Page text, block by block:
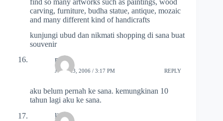
carving, furniture, budha statue, antique, mozaic
and many different kind of handicrafts
kunjungi ubud dan nikmati shopping di sana buat
souvenir
mul
JUNE 23, 2006 / 3:17 PM REPLY
aku belum pernah ke sana. kemungkinan 10
tahun lagi aku ke sana.
lisa